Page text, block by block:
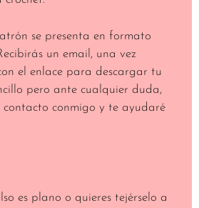
se presenta en formato
un email, una vez
el enlace para descargar tu
pero ante cualquier duda,
contacto conmigo y te ayudaré
es plano o quieres tejérselo a